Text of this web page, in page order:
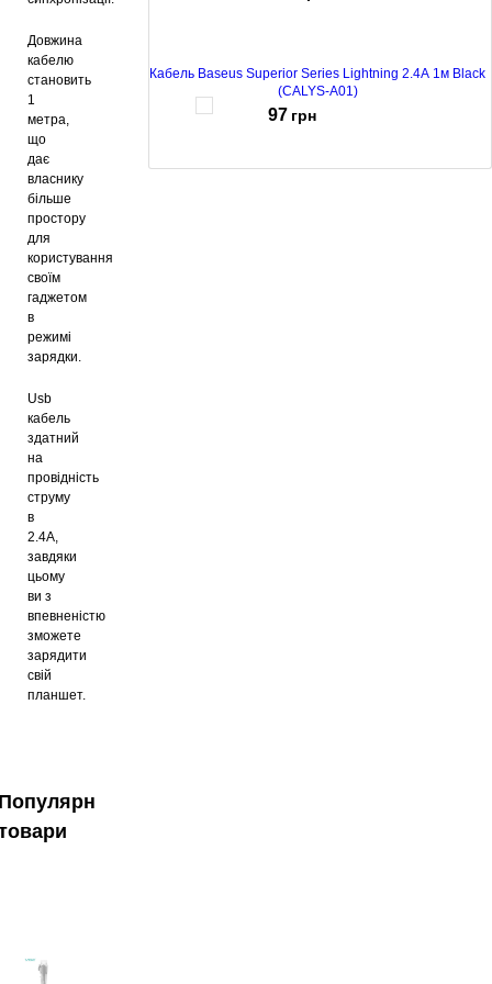
Кабель Baseus Superior Series Lightning 2.4A 1м Black
(CALYS-A01)
97 грн
Довжина
кабелю
становить
1
метра,
що
дає
власнику
більше
простору
для
користування
своїм
гаджетом
в
режимі
зарядки.
Usb
кабель
здатний
на
провідність
струму
в
2.4A,
завдяки
цьому
ви з
впевненістю
зможете
зарядити
свій
планшет.